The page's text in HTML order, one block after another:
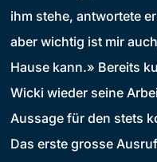
ihm stehe, antwortete
aber wichtig ist mir
Hause kann.» Bereits
Wicki wieder seine
Aussage für den stets
Das erste grosse